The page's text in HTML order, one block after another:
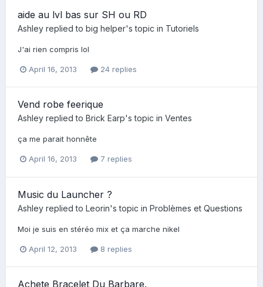
aide au lvl bas sur SH ou RD
Ashley replied to big helper's topic in Tutoriels
J'ai rien compris lol
April 16, 2013 24 replies
Vend robe feerique
Ashley replied to Brick Earp's topic in Ventes
ça me parait honnête
April 16, 2013 7 replies
Music du Launcher ?
Ashley replied to Leorin's topic in Problèmes et Questions
Moi je suis en stéréo mix et ça marche nikel
April 12, 2013 8 replies
Achete Bracelet Du Barbare.